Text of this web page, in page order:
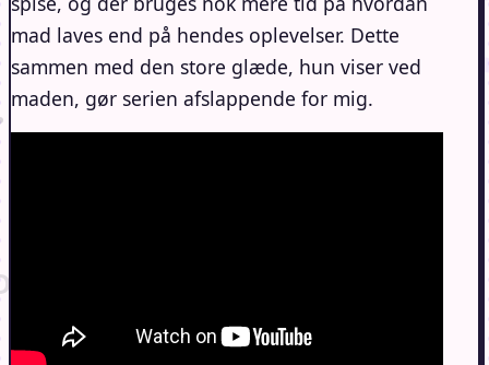
mad laves end på hendes oplevelser. Dette
sammen med den store glæde, hun viser ved
maden, gør serien afslappende for mig.